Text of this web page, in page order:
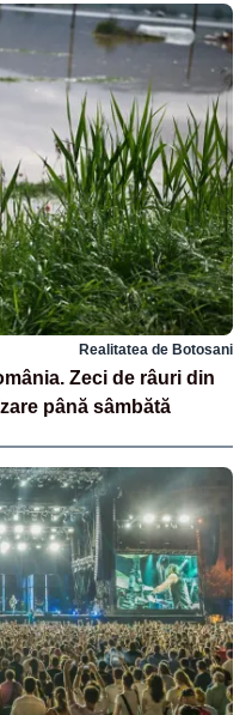
Realitatea de Botosani
Zeci de râuri din
până sâmbătă